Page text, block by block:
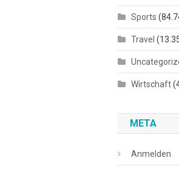
Sports
Travel
Wirtschaft
META
Anmelden